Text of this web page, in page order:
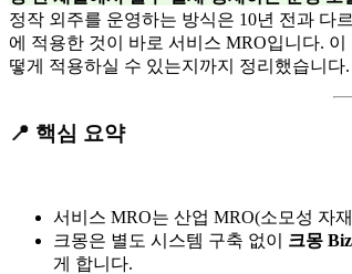
정작 외주를 운영하는 방식은 10년 전과 다
에 적용한 것이 바로 서비스 MRO입니다.
떻게 적용하실 수 있는지까지 정리했습니다.
📍 핵심 요약
서비스 MRO는 산업 MRO(소모성 자
크몽은 별도 시스템 구축 없이 크몽 Biz
게 합니다.